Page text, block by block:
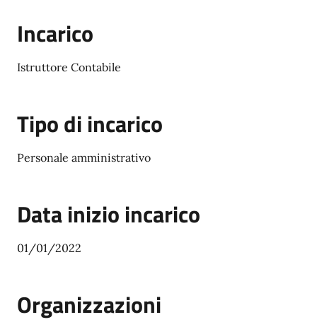
Incarico
Istruttore Contabile
Tipo di incarico
Personale amministrativo
Data inizio incarico
01/01/2022
Organizzazioni